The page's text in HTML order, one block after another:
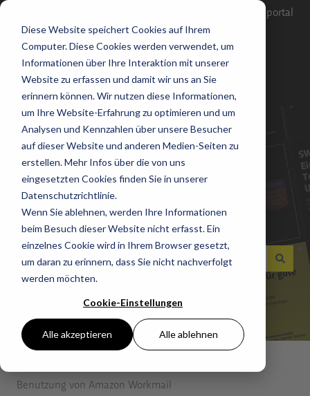
Diese Website speichert Cookies auf Ihrem
Computer. Diese Cookies werden verwendet, um
Informationen über Ihre Interaktion mit unserer
Website zu erfassen und damit wir uns an Sie
erinnern können. Wir nutzen diese Informationen,
um Ihre Website-Erfahrung zu optimieren und um
Analysen und Kennzahlen über unsere Besucher
auf dieser Website und anderen Medien-Seiten zu
erstellen. Mehr Infos über die von uns
eingesetzten Cookies finden Sie in unserer
Datenschutzrichtlinie.
Wenn Sie ablehnen, werden Ihre Informationen
beim Besuch dieser Website nicht erfasst. Ein
einzelnes Cookie wird in Ihrem Browser gesetzt,
um daran zu erinnern, dass Sie nicht nachverfolgt
werden möchten.
Cookie-Einstellungen
Alle akzeptieren Alle ablehnen
Zum Kundenportal
Wie können wir Ihnen
helfen?
Es gibt keine Vorschläge, da das Suchfeld leer ist.
Benutzung von Amazon Workmail